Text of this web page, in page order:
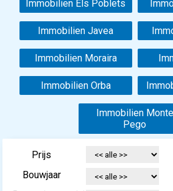
Immobilien Els Poblets
Immobilien Javea
Immobilien Moraira
Immobilien Orba
Immobilien Monte
Pego
Prijs
Bouwjaar